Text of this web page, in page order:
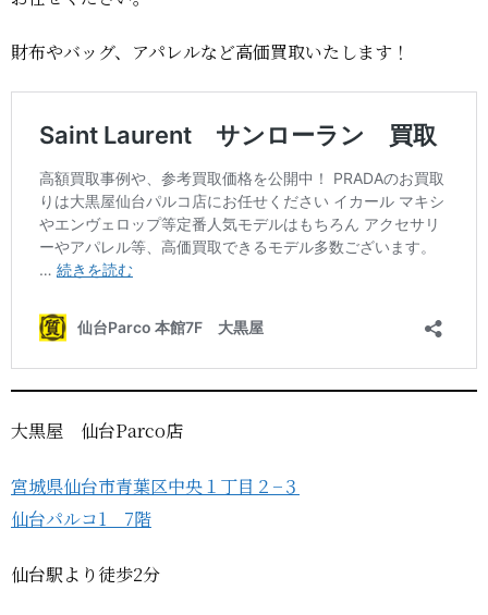
財布やバッグ、アパレルなど高価買取いたします！
大黒屋 仙台Parco店
宮城県仙台市青葉区中央１丁目２−３
仙台パルコ1 7階
仙台駅より徒歩2分